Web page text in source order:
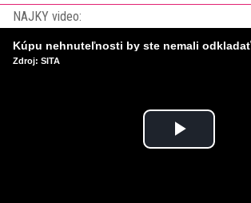
NAJKY video:
Play
Zdroj: SITA